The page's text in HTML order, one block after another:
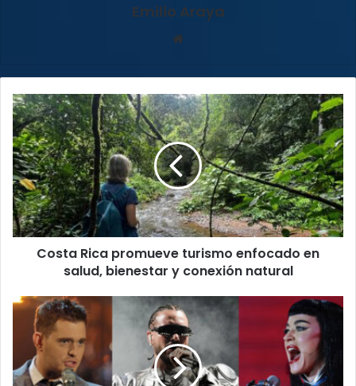
Emilio Araya
Costa
Rica
promueve
turismo
enfocado
en
salud,
bienestar
y
conexiónCosta Rica promueve turismo enfocado en
salud, bienestar y conexión natural
Mundial
2026:
música,
espectáculo
y